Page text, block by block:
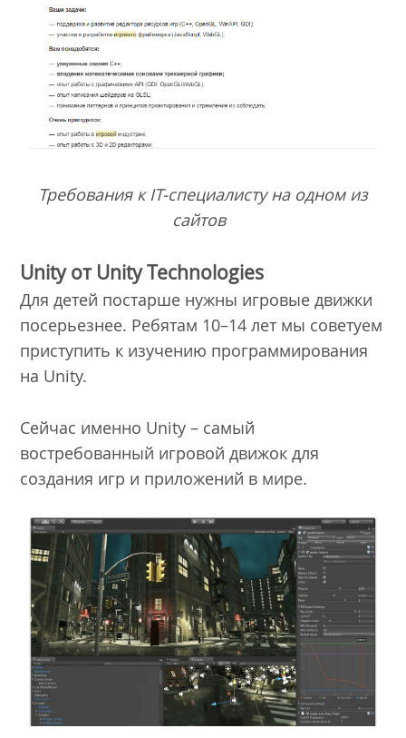
Требования к IT-специалисту на одном из
сайтов
Unity от Unity Technologies
Для детей постарше нужны игровые движки
посерьезнее. Ребятам 10–14 лет мы советуем
приступить к изучению программирования
на Unity.
Сейчас именно Unity – самый
востребованный игровой движок для
создания игр и приложений в мире.